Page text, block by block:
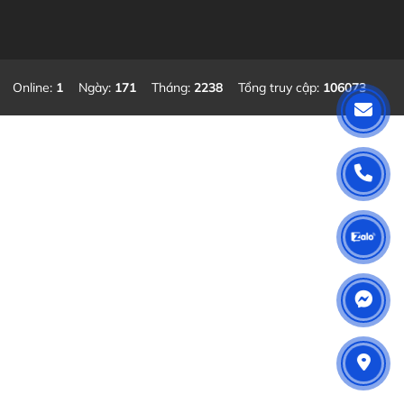
Online: 1 Ngày: 171 Tháng: 2238 Tổng truy cập: 106073